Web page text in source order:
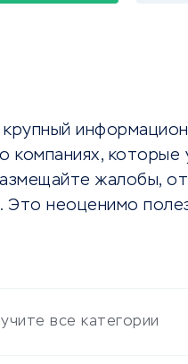
компаниях, которые
жалобы,
Это неоценимо
все категории